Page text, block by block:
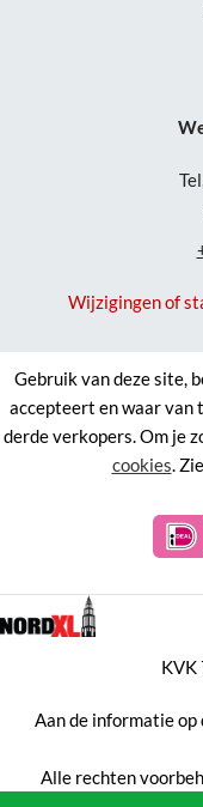
Wijzigingen of
Gebruik van deze site,
accepteert en waar van
derde verkopers. Om je
cookies.
Aan de informatie op
Alle rechten